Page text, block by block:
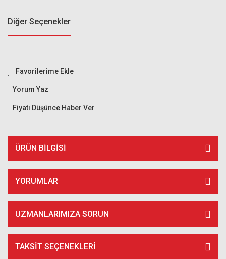
Diğer Seçenekler
Yorum Yaz
Fiyatı Düşünce Haber Ver
ÜRÜN BILGISI
YORUMLAR
UZMANLARIMIZA SORUN
TAKSIT SEÇENEKLERI